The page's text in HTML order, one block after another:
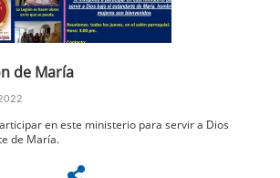
de María
en este ministerio para servir a Dios
de María.